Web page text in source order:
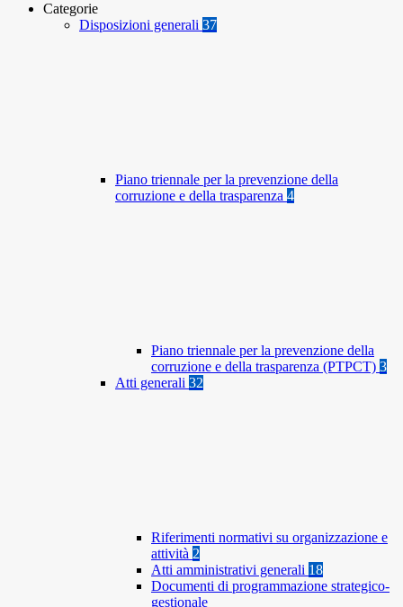
Categorie
Disposizioni generali 37
Piano triennale per la prevenzione della
corruzione e della trasparenza 4
Piano triennale per la prevenzione della
corruzione e della trasparenza (PTPCT) 3
Atti generali 32
Riferimenti normativi su organizzazione e
attività 2
Atti amministrativi generali 18
Documenti di programmazione strategico-
gestionale